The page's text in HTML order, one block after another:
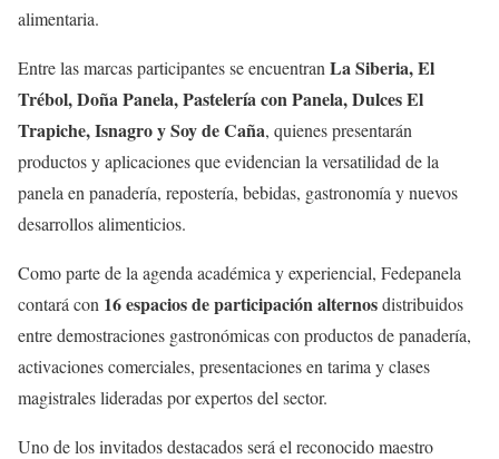
alimentaria.
Entre las marcas participantes se encuentran La Siberia, El
Trébol, Doña Panela, Pastelería con Panela, Dulces El
Trapiche, Isnagro y Soy de Caña, quienes presentarán
productos y aplicaciones que evidencian la versatilidad de la
panela en panadería, repostería, bebidas, gastronomía y nuevos
desarrollos alimenticios.
Como parte de la agenda académica y experiencial, Fedepanela
contará con 16 espacios de participación alternosdistribuidos
entre demostraciones gastronómicas con productos de panadería,
activaciones comerciales, presentaciones en tarima y clases
magistrales lideradas por expertos del sector.
Uno de los invitados destacados será el reconocido maestro